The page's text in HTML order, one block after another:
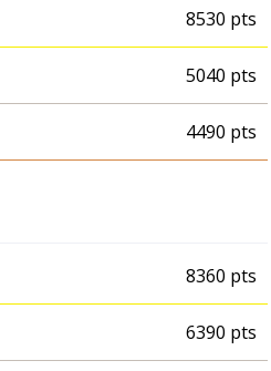
8530 pts
5040 pts
4490 pts
8360 pts
6390 pts